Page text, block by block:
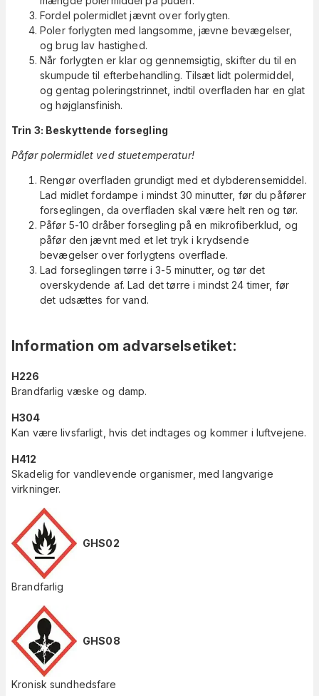
Fordel polermidlet jævnt over forlygten.
Poler forlygten med langsomme, jævne bevægelser,
og brug lav hastighed.
Når forlygten er klar og gennemsigtig, skifter du til en
skumpude til efterbehandling. Tilsæt lidt polermiddel,
og gentag poleringstrinnet, indtil overfladen har en glat
og højglansfinish.
Trin 3: Beskyttende forsegling
Påfør polermidlet ved stuetemperatur!
Rengør overfladen grundigt med et dybderensemiddel.
Lad midlet fordampe i mindst 30 minutter, før du påfører
forseglingen, da overfladen skal være helt ren og tør.
Påfør 5-10 dråber forsegling på en mikrofiberklud, og
påfør den jævnt med et let tryk i krydsende
bevægelser over forlygtens overflade.
Lad forseglingen tørre i 3-5 minutter, og tør det
overskydende af. Lad det tørre i mindst 24 timer, før
det udsættes for vand.
Information om advarselsetiket:
H226
Brandfarlig væske og damp.
H304
Kan være livsfarligt, hvis det indtages og kommer i luftvejene.
H412
Skadelig for vandlevende organismer, med langvarige
virkninger.
GHS02
Brandfarlig
GHS08
Kronisk sundhedsfare